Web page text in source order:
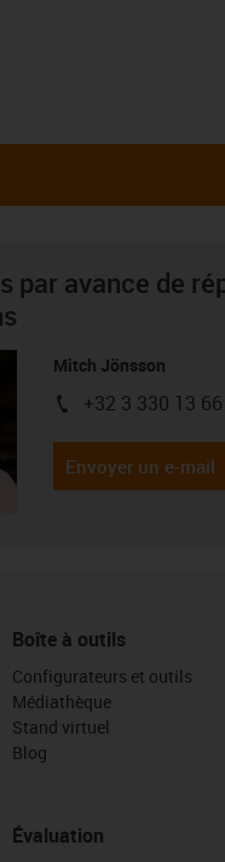
par avance de
Mitch Jönsson
igus-icon-phone
+32 3 330 13 66
Envoyer un e-mail
Boîte à outils
Configurateurs et outils
Médiathèque
Stand virtuel
Blog
Évaluation